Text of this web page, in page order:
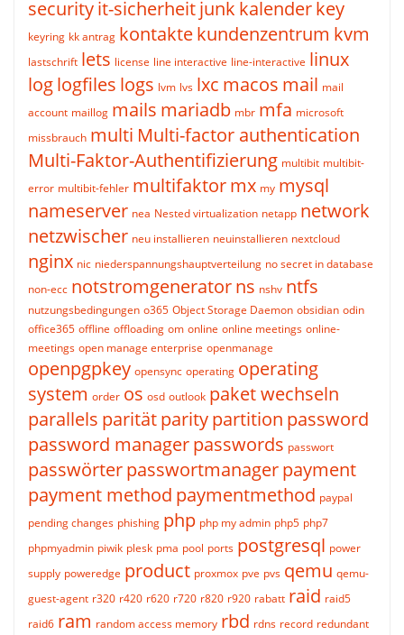
securityit-sicherheitjunk kalenderkey
keyring kk antrag kontaktekundenzentrum kvm
lastschrift lets license line interactive line-interactive linux
loglogfiles logs lvm lvs lxc macos mail mail
account maillog mails mariadb mbr mfa microsoft
missbrauch multi Multi-factor authentication
Multi-Faktor-Authentifizierung multibit multibit-
error multibit-fehler multifaktormx my mysql
nameserver nea Nested virtualization netapp network
netzwischer neu installieren neuinstallieren nextcloud
nginx nic niederspannungshauptverteilung no secret in database
non-ecc notstromgeneratorns nshv ntfs
nutzungsbedingungen o365 Object Storage Daemon obsidian odin
office365 offline offloading om online online meetings online-
meetings open manage enterprise openmanage
openpgpkey opensync operating operating
system order os osd outlook paket wechseln
parallels paritätparitypartition password
password managerpasswords passwort
passwörterpasswortmanagerpayment
payment method paymentmethod paypal
pending changes phishing php php my admin php5 php7
phpmyadmin piwik plesk pma pool ports postgresql power
supply poweredge product proxmox pve pvs qemu qemu-
guest-agent r320 r420 r620 r720 r820 r920 rabatt raid raid5
raid6 ram random access memory rbd rdns record redundant